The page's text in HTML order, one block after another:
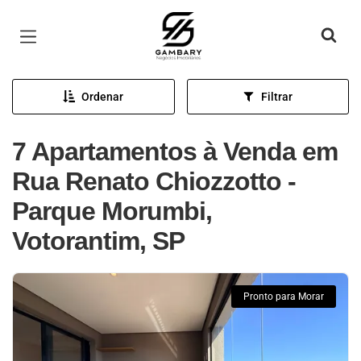
Página inicial
Ordenar Filtrar
7 Apartamentos à Venda em
Rua Renato Chiozzotto -
Parque Morumbi,
Votorantim, SP
Pronto para Morar